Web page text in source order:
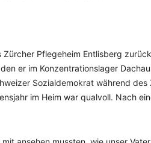
Zürcher Pflegeheim Entlisberg
er im Konzentrationslager
Sozialdemokrat während
im Heim war qualvoll. Nach